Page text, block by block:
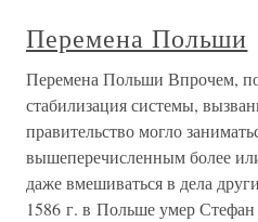
Перемена Польши
Перемена Польши Впрочем,
стабилизация системы,
правительство могло
вышеперечисленным более
даже вмешиваться в дела
1586 г. в Польше умер Стефан